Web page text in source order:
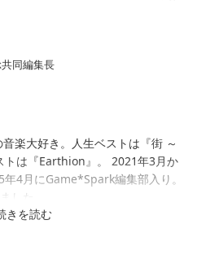
同編集長
楽大好き。人生ベストは『街 ～
トは『Earthion』。 2021年3月か
4月にGame*Spark編集部入り。
した。
を読む